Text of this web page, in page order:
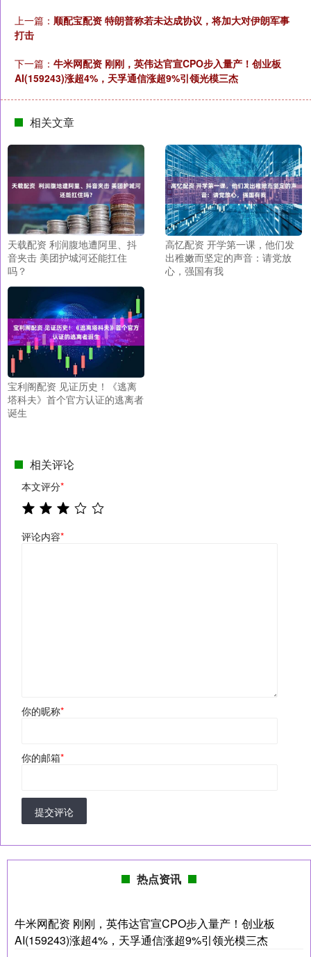
上一篇： 顺配宝配资 特朗普称若未达成协议，将加大对伊朗军事
打击
下一篇： 牛米网配资 刚刚，英伟达官宣CPO步入量产！创业板
AI(159243)涨超4%，天孚通信涨超9%引领光模三杰
相关文章
天载配资 利润腹地遭阿里、抖
音夹击 美团护城河还能扛住
吗？
高忆配资 开学第一课，他们发
出稚嫩而坚定的声音：请党放
心，强国有我
宝利阁配资 见证历史！《逃离
塔科夫》首个官方认证的逃离者
诞生
相关评论
本文评分*
评论内容*
你的昵称*
你的邮箱*
提交评论
热点资讯
牛米网配资 刚刚，英伟达官宣CPO步入量产！创业板
AI(159243)涨超4%，天孚通信涨超9%引领光模三杰